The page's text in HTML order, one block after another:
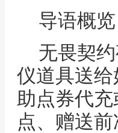
导语概览
无畏契
仪道具送
助点券代
点、赠送